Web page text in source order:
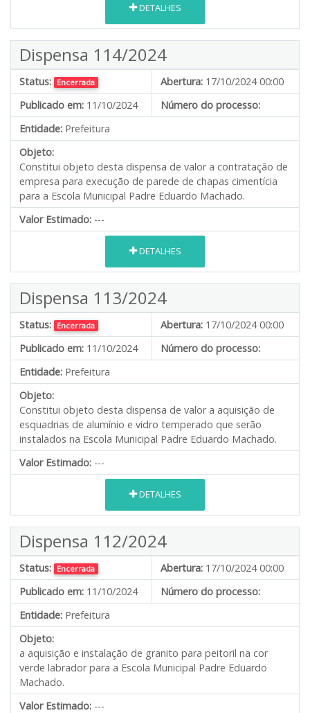
DETALHES
Dispensa 114/2024
Status: Encerrada Abertura: 17/10/2024 00:00
Publicado em: 11/10/2024
Número do processo:
Entidade: Prefeitura
Objeto:
Constitui objeto desta dispensa de valor a contratação de
empresa para execução de parede de chapas cimentícia
para a Escola Municipal Padre Eduardo Machado.
Valor Estimado: ---
DETALHES
Dispensa 113/2024
Status: Encerrada Abertura: 17/10/2024 00:00
Publicado em: 11/10/2024
Número do processo:
Entidade: Prefeitura
Objeto:
Constitui objeto desta dispensa de valor a aquisição de
esquadrias de alumínio e vidro temperado que serão
instalados na Escola Municipal Padre Eduardo Machado.
Valor Estimado: ---
DETALHES
Dispensa 112/2024
Status: Encerrada Abertura: 17/10/2024 00:00
Publicado em: 11/10/2024
Número do processo:
Entidade: Prefeitura
Objeto:
a aquisição e instalação de granito para peitoril na cor
verde labrador para a Escola Municipal Padre Eduardo
Machado.
Valor Estimado: ---